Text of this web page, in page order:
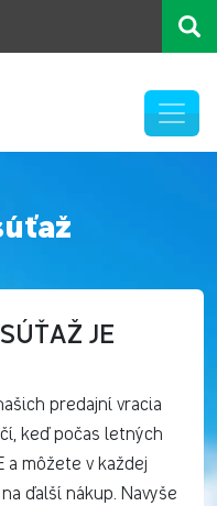
JE
predajní vracia
keď počas letných
a môžete v každej
ďalší nákup. Navyše